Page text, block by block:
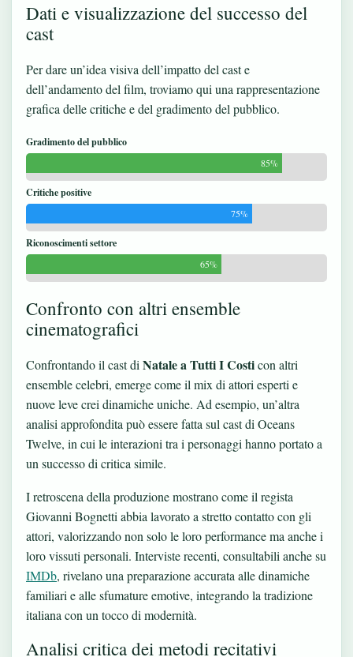
Dati e visualizzazione del successo del
cast
Per dare un’idea visiva dell’impatto del cast e
dell’andamento del film, troviamo qui una rappresentazione
grafica delle critiche e del gradimento del pubblico.
Gradimento del pubblico
85%
Critiche positive
75%
Riconoscimenti settore
65%
Confronto con altri ensemble
cinematografici
Confrontando il cast di Natale a Tutti I Costicon altri
ensemble celebri, emerge come il mix di attori esperti e
nuove leve crei dinamiche uniche. Ad esempio, un’altra
analisi approfondita può essere fatta sul cast di Oceans
Twelve, in cui le interazioni tra i personaggi hanno portato a
un successo di critica simile.
I retroscena della produzione mostrano come il regista
Giovanni Bognetti abbia lavorato a stretto contatto con gli
attori, valorizzando non solo le loro performance ma anche i
loro vissuti personali. Interviste recenti, consultabili anche su
IMDb, rivelano una preparazione accurata alle dinamiche
familiari e alle sfumature emotive, integrando la tradizione
italiana con un tocco di modernità.
Analisi critica dei metodi recitativi